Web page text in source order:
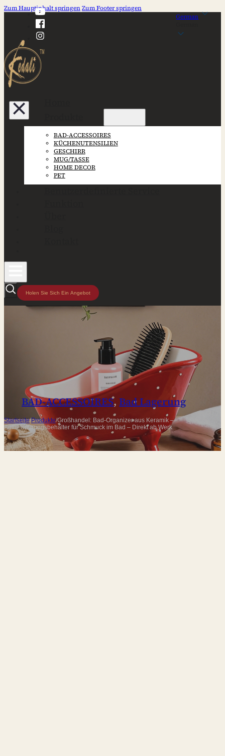
Zum Hauptinhalt springenZum Footer springen
German
BAD-ACCESSOIRES
KÜCHENUTENSILIEN
GESCHIRR
MUG/TASSE
HOME DECOR
PET
Holen Sie Sich Ein Angebot
BAD-ACCESSOIRES,Bad Lagerung
Startseite/Produkte/Großhandel: Bad-Organizer aus Keramik –
Aufbewahrungsbehälter für Schmuck im Bad – Direkt ab Werk